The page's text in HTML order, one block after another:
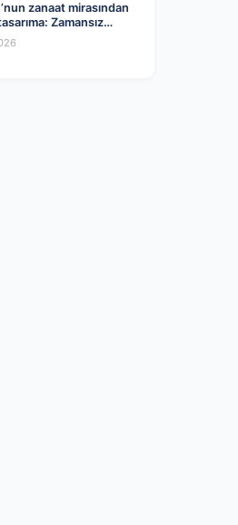
zanaat mirasından
Zamansız
kodlarına yolculuk